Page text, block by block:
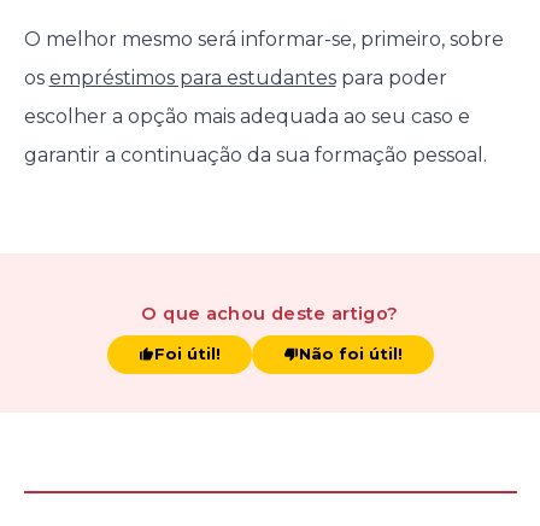
O melhor mesmo será informar-se, primeiro, sobre
os empréstimos para estudantespara poder
escolher a opção mais adequada ao seu caso e
garantir a continuação da sua formação pessoal.
O que achou deste artigo?
Foi útil! Não foi útil!